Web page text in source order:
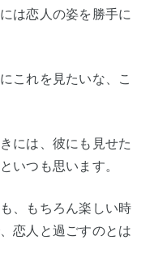
は恋人の姿を勝手に
これを見たいな、こ
には、彼にも見せた
いつも思います。
、もちろん楽しい時
恋人と過ごすのとは